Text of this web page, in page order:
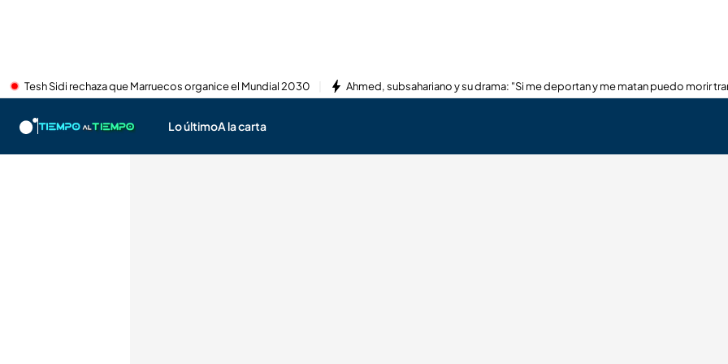
Tesh Sidi rechaza que Marruecos organice el Mundial 2030 Ahmed, subsahariano y su drama: "Si me deportan y me matan puedo morir
Lo últimoA la carta